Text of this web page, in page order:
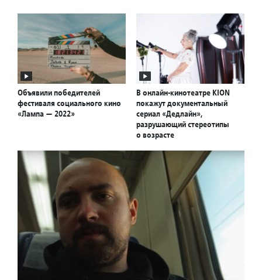
Объявили победителей
фестиваля социального кино
«Лампа — 2022»
В онлайн-кинотеатре KION
покажут документальный
сериал «Дедлайн»,
разрушающий стереотипы
о возрасте